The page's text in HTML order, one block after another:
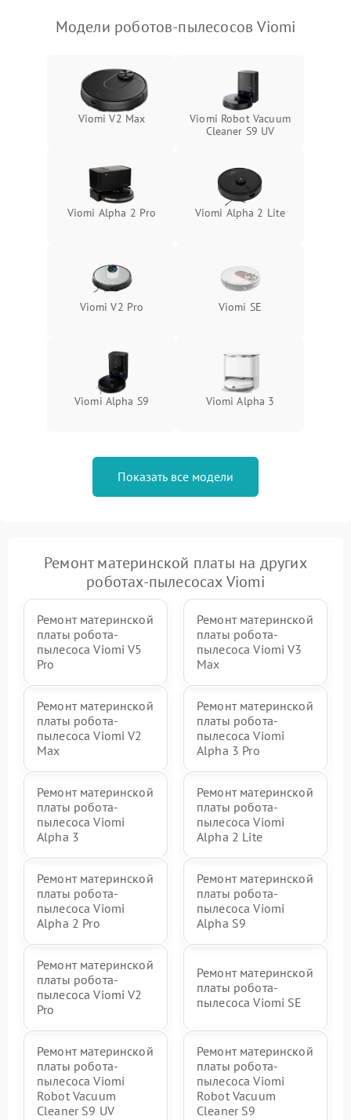
Модели роботов-пылесосов Viomi
Viomi V2 Max
Viomi Robot Vacuum
Cleaner S9 UV
Viomi Alpha 2 Pro Viomi Alpha 2 Lite
Viomi V2 Pro Viomi SE
Viomi Alpha S9 Viomi Alpha 3
Показать все модели
Ремонт материнской платы на других
роботах-пылесосах Viomi
Ремонт материнской
платы робота-
пылесоса Viomi V5
Pro
Ремонт материнской
платы робота-
пылесоса Viomi V3
Max
Ремонт материнской
платы робота-
пылесоса Viomi V2
Max
Ремонт материнской
платы робота-
пылесоса Viomi
Alpha 3 Pro
Ремонт материнской
платы робота-
пылесоса Viomi
Alpha 3
Ремонт материнской
платы робота-
пылесоса Viomi
Alpha 2 Lite
Ремонт материнской
платы робота-
пылесоса Viomi
Alpha 2 Pro
Ремонт материнской
платы робота-
пылесоса Viomi
Alpha S9
Ремонт материнской
платы робота-
пылесоса Viomi V2
Pro
Ремонт материнской
платы робота-
пылесоса Viomi SE
Ремонт материнской
платы робота-
пылесоса Viomi
Robot Vacuum
Cleaner S9 UV
Ремонт материнской
платы робота-
пылесоса Viomi
Robot Vacuum
Cleaner S9